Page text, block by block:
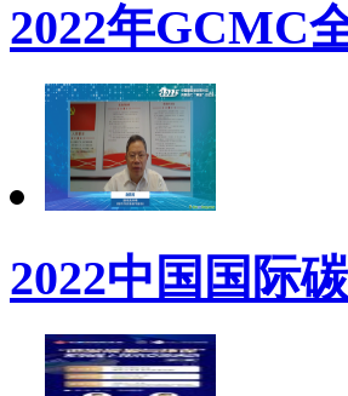
2022年GCMC
2022中国国际